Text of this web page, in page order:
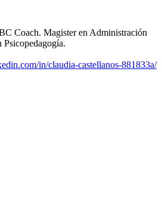
Coach. Magister en Administración
in/claudia-castellanos-881833a/